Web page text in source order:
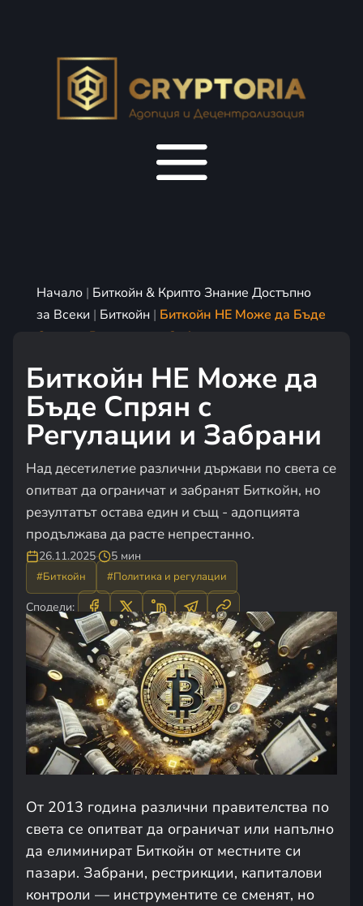
Начало| Биткойн & Крипто Знание Достъпно
за Всеки | Биткойн| Биткойн НЕ Може да Бъде
Спрян с Регулации и Забрани
Биткойн НЕ Може да
Бъде Спрян с
Регулации и Забрани
Над десетилетие различни държави по света се
опитват да ограничат и забранят Биткойн, но
резултатът остава един и същ - адопцията
продължава да расте непрестанно.
26.11.2025· 5 мин
#Биткойн #Политика и регулации
Сподели:
От 2013 година различни правителства по
света се опитват да ограничат или напълно
да елиминират Биткойн от местните си
пазари. Забрани, рестрикции, капиталови
контроли — инструментите се сменят, но